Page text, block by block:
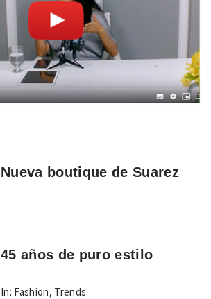
Nueva boutique de Suarez
45 años de puro estilo
In: Fashion, Trends